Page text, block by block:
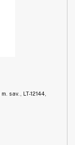
sav., LT-12144,